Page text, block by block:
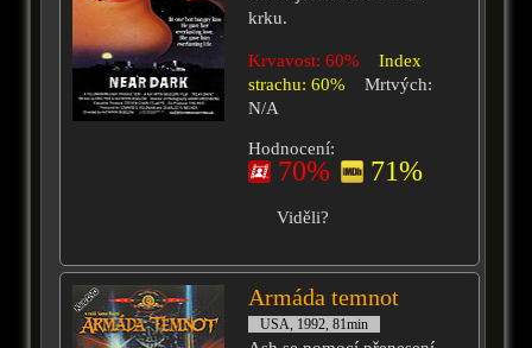
krku.
Krvavost: 60%
Index
strachu: 60%
Mrtvých:
N/A
Hodnocení:
70% 71%
Viděli?
Armáda temnot
USA, 1992, 81min